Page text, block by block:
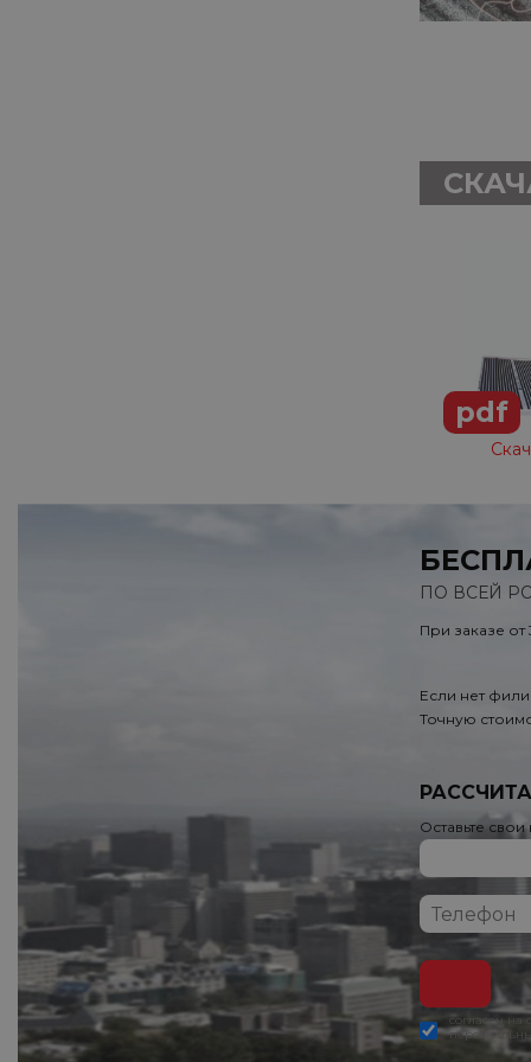
pdf
ПО ВСЕЙ
При заказе
Если нет
Точную
Оставьте
согласен на